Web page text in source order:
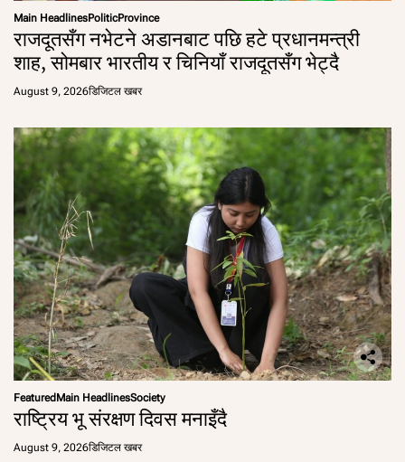
Main HeadlinesPoliticProvince
राजदूतसँग नभेटने अडानबाट पछि हटे प्रधानमन्त्री
शाह, सोमबार भारतीय र चिनियाँ राजदूतसँग भेट्दै
August 9, 2026डिजिटल खबर
Featured Main HeadlinesSociety
राष्ट्रिय भू संरक्षण दिवस मनाइँदै
August 9, 2026डिजिटल खबर